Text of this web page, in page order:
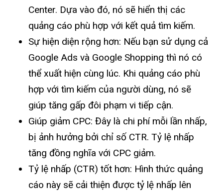
Center. Dựa vào đó, nó sẽ hiển thị các
quảng cáo phù hợp với kết quả tìm kiếm.
Sự hiện diện rộng hơn: Nếu bạn sử dụng cả
Google Ads và Google Shopping thì nó có
thể xuất hiện cùng lúc. Khi quảng cáo phù
hợp với tìm kiếm của người dùng, nó sẽ
giúp tăng gấp đôi phạm vi tiếp cận.
Giúp giảm CPC: Đây là chi phí mỗi lần nhấp,
bị ảnh hưởng bởi chỉ số CTR. Tỷ lệ nhấp
tăng đồng nghĩa với CPC giảm.
Tỷ lệ nhấp (CTR) tốt hơn: Hình thức quảng
cáo này sẽ cải thiện được tỷ lệ nhấp lên